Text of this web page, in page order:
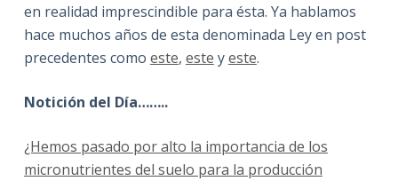
en realidad imprescindible para ésta. Ya hablamos
hace muchos años de esta denominada Ley en post
precedentes como este, este yeste.
Notición del Día……..
¿Hemos pasado por alto la importancia de los
micronutrientes del suelo para la producción